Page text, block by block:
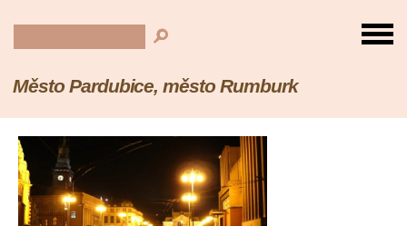
Město Pardubice, město Rumburk